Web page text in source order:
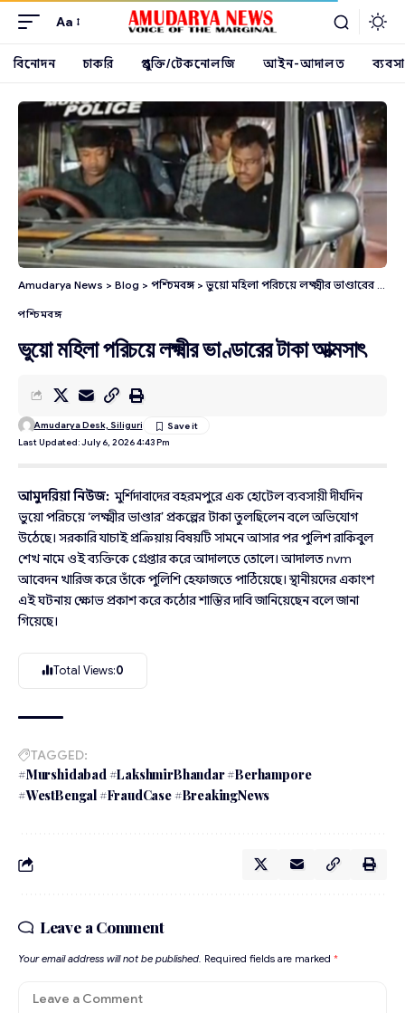
Aa
বিনোদন চাকরি প্রযুক্তি/টেকনোলজি আইন-আদালত ব্যবসা
Amudarya News > Blog > পশ্চিমবঙ্গ>ভুয়ো মহিলা পরিচয়ে লক্ষ্মীর ভাণ্ডারের টাকা আত্মসাৎ
পশ্চিমবঙ্গ
ভুয়ো মহিলা পরিচয়ে লক্ষ্মীর ভাণ্ডারের টাকা আত্মসাৎ
Last Updated: July 6, 2026 4:43 Pm
Amudarya Desk, Siliguri
আমুদরিয়া নিউজ: মুর্শিদাবাদের বহরমপুরে এক হোটেল ব্যবসায়ী দীর্ঘদিন
ভুয়ো পরিচয়ে ‘লক্ষ্মীর ভাণ্ডার’ প্রকল্পের টাকা তুলছিলেন বলে অভিযোগ
উঠেছে। সরকারি যাচাই প্রক্রিয়ায় বিষয়টি সামনে আসার পর পুলিশ রাকিবুল
শেখ নামে ওই ব্যক্তিকে গ্রেপ্তার করে আদালতে তোলে। আদালত nvm
আবেদন খারিজ করে তাঁকে পুলিশি হেফাজতে পাঠিয়েছে। স্থানীয়দের একাংশ
এই ঘটনায় ক্ষোভ প্রকাশ করে কঠোর শাস্তির দাবি জানিয়েছেন বলে জানা
গিয়েছে।
Total Views:0
TAGGED:
#Murshidabad #LakshmirBhandar #Berhampore
#WestBengal #FraudCase #BreakingNews
Leave a Comment
Your email address will not be published. Required fields are marked *